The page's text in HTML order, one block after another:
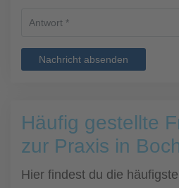
Nachricht absenden
Häufig gestellte
zur Praxis in
Hier findest du die